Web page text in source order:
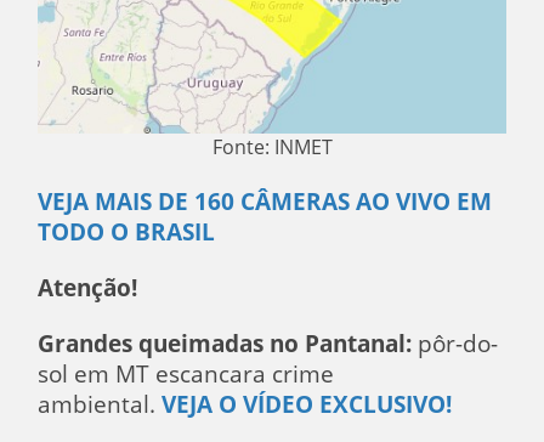
Fonte: INMET
VEJA MAIS DE 160 CÂMERAS AO VIVO EM
TODO O BRASIL
Atenção!
Grandes queimadas no Pantanal: pôr-do-
sol em MT escancara crime
ambiental. VEJA O VÍDEO EXCLUSIVO!